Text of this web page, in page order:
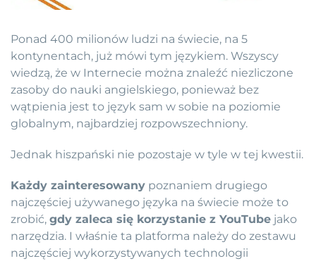
Ponad 400 milionów ludzi na świecie, na 5
kontynentach, już mówi tym językiem. Wszyscy
wiedzą, że w Internecie można znaleźć niezliczone
zasoby do nauki angielskiego, ponieważ bez
wątpienia jest to język sam w sobie na poziomie
globalnym, najbardziej rozpowszechniony.
Jednak hiszpański nie pozostaje w tyle w tej kwestii.
Każdy zainteresowany poznaniem drugiego
najczęściej używanego języka na świecie może to
zrobić, gdy zaleca się korzystanie z YouTube jako
narzędzia. I właśnie ta platforma należy do zestawu
najczęściej wykorzystywanych technologii